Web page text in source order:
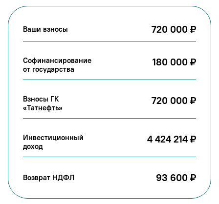
Ваши взносы 720 000 ₽
Софинансирование
от государства
180 000 ₽
Взносы ГК
«Татнефть»
720 000 ₽
Инвестиционный
доход
4 424 214 ₽
Возврат НДФЛ 93 600 ₽